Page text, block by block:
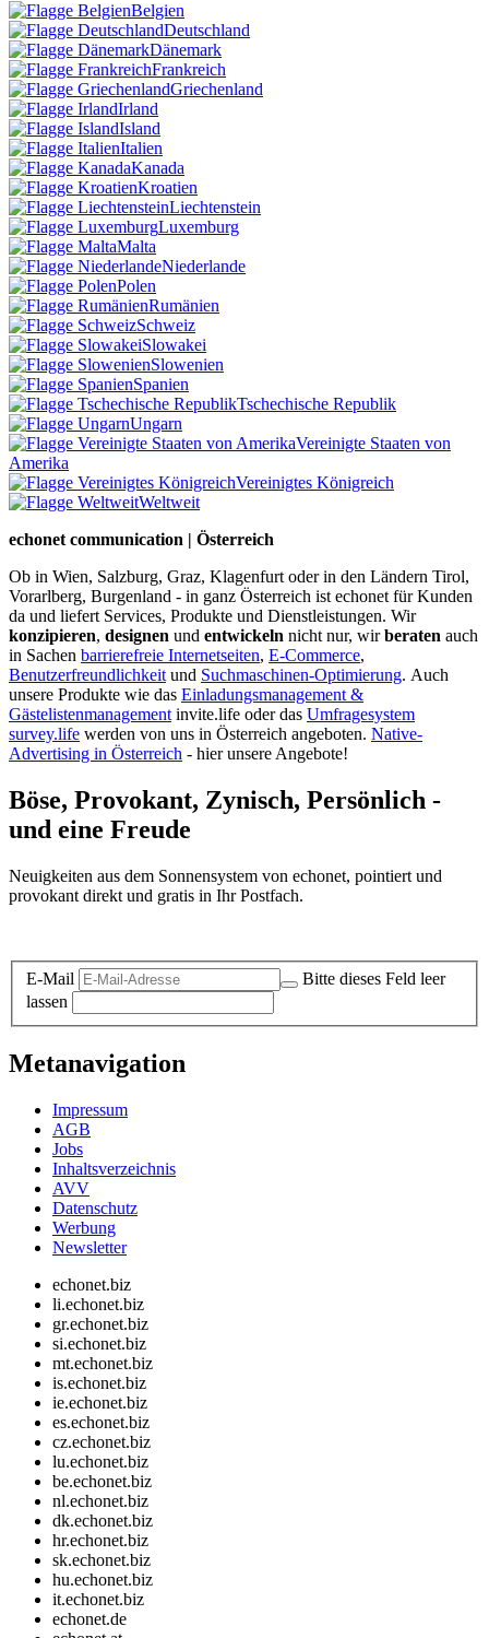
Belgien
Deutschland
Dänemark
Frankreich
Griechenland
Irland
Island
Italien
Kanada
Kroatien
Liechtenstein
Luxemburg
Malta
Niederlande
Polen
Rumänien
Schweiz
Slowakei
Slowenien
Spanien
Tschechische Republik
Ungarn
Vereinigte Staaten von
Amerika
Vereinigtes Königreich
Weltweit
echonet communication | Österreich
Ob in Wien, Salzburg, Graz, Klagenfurt oder in den Ländern Tirol,
Vorarlberg, Burgenland - in ganz Österreich ist echonet für Kunden
da und liefert Services, Produkte und Dienstleistungen. Wir
konzipieren, designen und entwickeln nicht nur, wirberaten auch
in Sachen barrierefreie Internetseiten, E-Commerce,
Benutzerfreundlichkeit und Suchmaschinen-Optimierung. Auch
unsere Produkte wie das Einladungsmanagement &
Gästelistenmanagement invite.life oder das Umfragesystem
survey.life werden von uns in Österreich angeboten. Native-
Advertising in Österreich - hier unsere Angebote!
Böse, Provokant, Zynisch, Persönlich -
und eine Freude
Neuigkeiten aus dem Sonnensystem von echonet, pointiert und
provokant direkt und gratis in Ihr Postfach.
E-Mail
Bitte dieses Feld leer
lassen
Metanavigation
Impressum
AGB
Jobs
Inhaltsverzeichnis
AVV
Datenschutz
Werbung
Newsletter
echonet.biz
li.echonet.biz
gr.echonet.biz
si.echonet.biz
mt.echonet.biz
is.echonet.biz
ie.echonet.biz
es.echonet.biz
cz.echonet.biz
lu.echonet.biz
be.echonet.biz
nl.echonet.biz
dk.echonet.biz
hr.echonet.biz
sk.echonet.biz
hu.echonet.biz
it.echonet.biz
echonet.de